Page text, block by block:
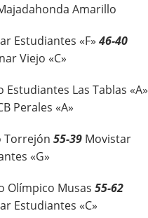
Amarillo
Estudiantes «F» 46-40
Viejo «C»
Estudiantes Las Tablas «A»
Perales «A»
Torrejón 55-39 Movistar
«G»
Olímpico Musas 55-62
Estudiantes «C»